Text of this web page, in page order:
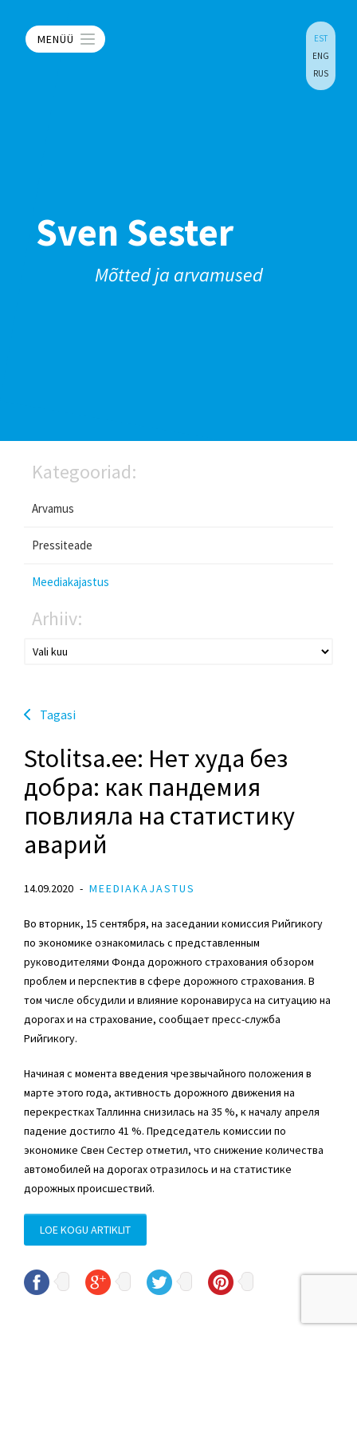
MENÜÜ
EST
ENG
RUS
Sven Sester
Mõtted ja arvamused
Kategooriad:
Arvamus
Pressiteade
Meediakajastus
Arhiiv:
Tagasi
Stolitsa.ee: Нет худа без
добра: как пандемия
повлияла на статистику
аварий
14.09.2020 MEEDIAKAJASTUS
Во вторник, 15 сентября, на заседании комиссия Рийгикогу
по экономике ознакомилась с представленным
руководителями Фонда дорожного страхования обзором
проблем и перспектив в сфере дорожного страхования. В
том числе обсудили и влияние коронавируса на ситуацию на
дорогах и на страхование, сообщает пресс-служба
Рийгикогу.
Начиная с момента введения чрезвычайного положения в
марте этого года, активность дорожного движения на
перекрестках Таллинна снизилась на 35 %, к началу апреля
падение достигло 41 %. Председатель комиссии по
экономике Свен Сестер отметил, что снижение количества
автомобилей на дорогах отразилось и на статистике
дорожных происшествий.
LOE KOGU ARTIKLIT